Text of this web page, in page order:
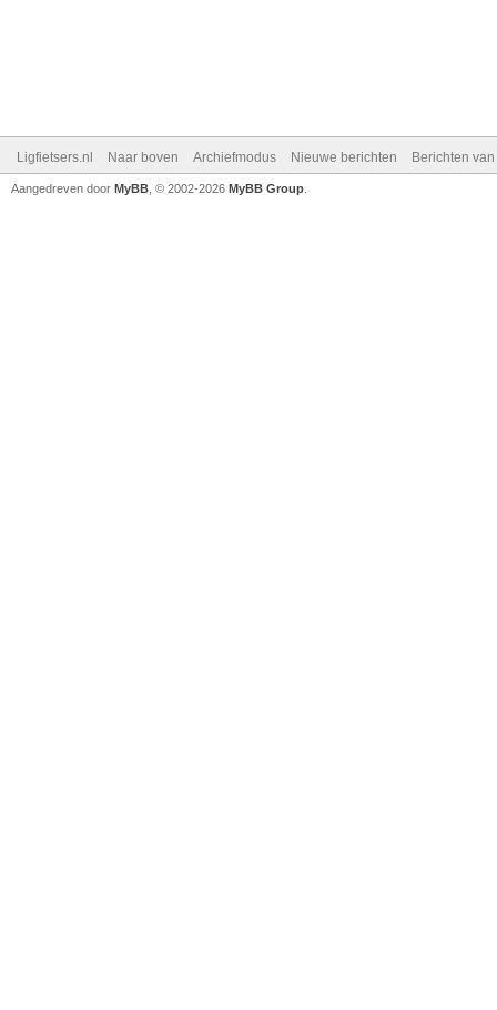
Ligfietsers.nl Naar boven Archiefmodus Nieuwe berichten Berichten
Aangedreven door MyBB , © 2002-2026 MyBB Group